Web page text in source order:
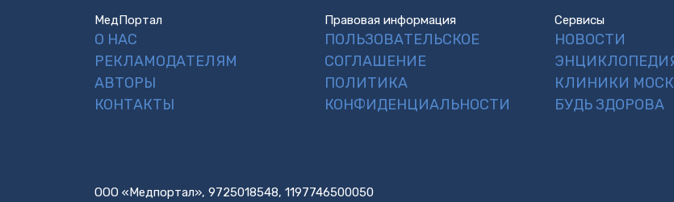
МедПортал
О НАС
РЕКЛАМОДАТЕЛЯМ
АВТОРЫ
КОНТАКТЫ
Правовая информация
ПОЛЬЗОВАТЕЛЬСКОЕ
СОГЛАШЕНИЕ
ПОЛИТИКА
КОНФИДЕНЦИАЛЬНОСТИ
Сервисы
НОВОСТИ
КЛИНИКИ
БУДЬ ЗДОРОВА
ООО «Медпортал», 9725018548, 1197746500050